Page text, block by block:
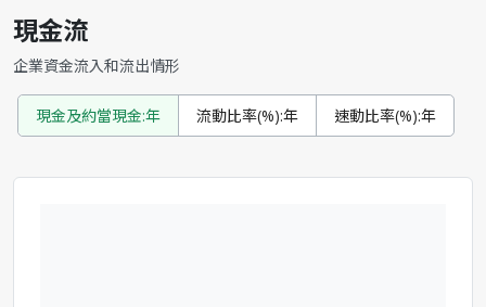
現金流
企業資金流入和流出情形
現金及約當現金:年 流動比率(%):年 速動比率(%):年